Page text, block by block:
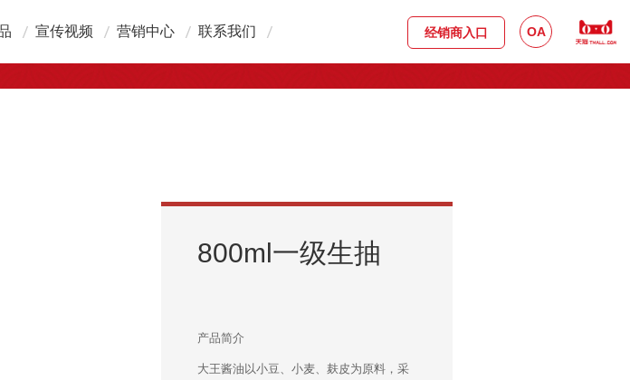
宣传视频 营销中心 联系我们 经销商入口 OA
800ml一级生抽
产品简介
大王酱油以小豆、小麦、麸皮为原料，采